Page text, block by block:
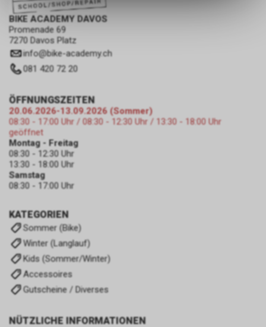
BIKE ACADEMY DAVOS
Promenade 69
7270 Davos Platz
info@bike-academy.ch
081 420 72 20
KATEGORIEN
Sommer (Bike)
Winter (Langlauf)
Kids (Sommer/Winter)
Accessoires
Gutscheine / Diverses
NÜTZLICHE INFORMATIONEN
ÖFFNUNGSZEITEN
20.06.2026-13.09.2026 (Sommer)
08:30 - 17:00 Uhr / 08:30 - 12:30 Uhr / 13:30 - 18:00 Uhr
geöffnet
Montag - Freitag
08:30 - 12:30 Uhr
13:30 - 18:00 Uhr
Samstag
08:30 - 17:00 Uhr
ermöglichen. Bitte beachten Sie,
dass die gespeicherten Daten
zulassen.